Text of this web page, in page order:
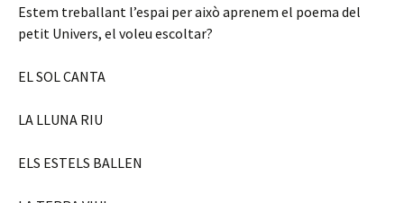
Estem treballant l’espai per això aprenem el poema del
petit Univers, el voleu escoltar?
EL SOL CANTA
LA LLUNA RIU
ELS ESTELS BALLEN